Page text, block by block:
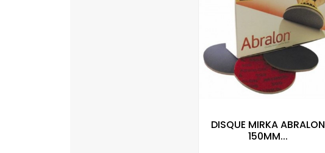
DISQUE MIRKA ABRALON
150MM...